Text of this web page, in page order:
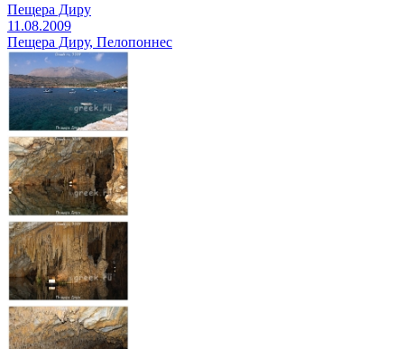
Пещера Диру
11.08.2009
Пещера Диру, Пелопоннес